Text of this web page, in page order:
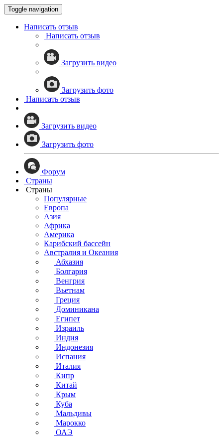
Toggle navigation
Написать отзыв
Написать отзыв
Загрузить видео
Загрузить фото
Написать отзыв
Загрузить видео
Загрузить фото
Форум
Страны
Страны
Популярные
Европа
Азия
Африка
Америка
Карибский бассейн
Австралия и Океания
Абхазия
Болгария
Венгрия
Вьетнам
Греция
Доминикана
Египет
Израиль
Индия
Индонезия
Испания
Италия
Кипр
Китай
Крым
Куба
Мальдивы
Марокко
ОАЭ